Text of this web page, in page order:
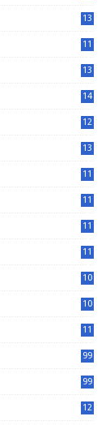
13
11
13
14
12
13
11
11
11
11
10
10
11
99
99
12